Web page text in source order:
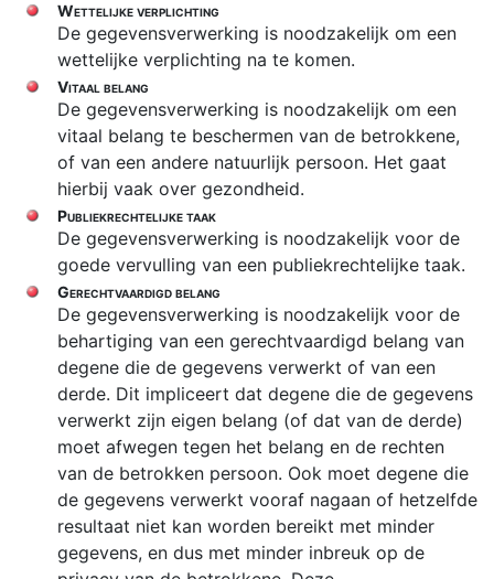
Wettelijke verplichting
De gegevensverwerking is noodzakelijk om een
wettelijke verplichting na te komen.
Vitaal belang
De gegevensverwerking is noodzakelijk om een
vitaal belang te beschermen van de betrokkene,
of van een andere natuurlijk persoon. Het gaat
hierbij vaak over gezondheid.
Publiekrechtelijke taak
De gegevensverwerking is noodzakelijk voor de
goede vervulling van een publiekrechtelijke taak.
Gerechtvaardigd belang
De gegevensverwerking is noodzakelijk voor de
behartiging van een gerechtvaardigd belang van
degene die de gegevens verwerkt of van een
derde. Dit impliceert dat degene die de gegevens
verwerkt zijn eigen belang (of dat van de derde)
moet afwegen tegen het belang en de rechten
van de betrokken persoon. Ook moet degene die
de gegevens verwerkt vooraf nagaan of hetzelfde
resultaat niet kan worden bereikt met minder
gegevens, en dus met minder inbreuk op de